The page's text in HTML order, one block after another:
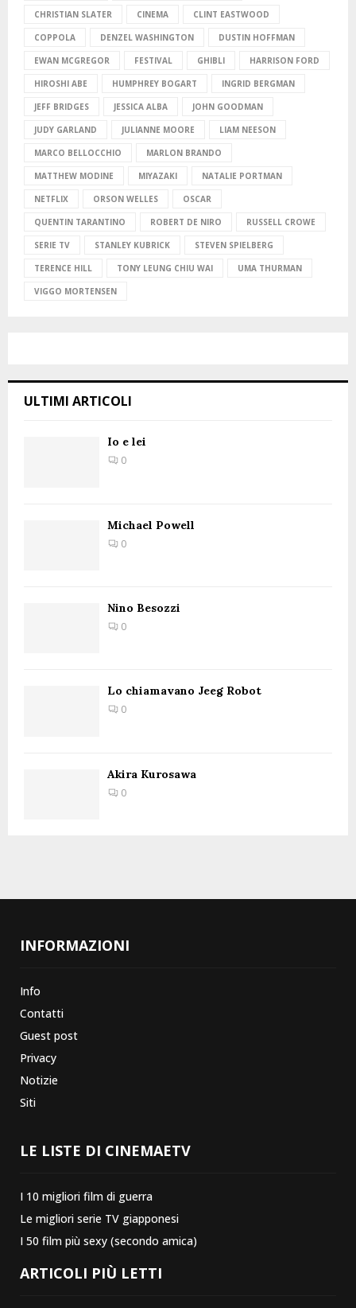
CHRISTIAN SLATER CINEMA CLINT EASTWOOD
COPPOLA DENZEL WASHINGTON DUSTIN HOFFMAN
EWAN MCGREGOR FESTIVAL GHIBLI HARRISON FORD
HIROSHI ABE HUMPHREY BOGART INGRID BERGMAN
JEFF BRIDGES JESSICA ALBA JOHN GOODMAN
JUDY GARLAND JULIANNE MOORE LIAM NEESON
MARCO BELLOCCHIO MARLON BRANDO
MATTHEW MODINE MIYAZAKI NATALIE PORTMAN
NETFLIX ORSON WELLES OSCAR
QUENTIN TARANTINO ROBERT DE NIRO RUSSELL CROWE
SERIE TV STANLEY KUBRICK STEVEN SPIELBERG
TERENCE HILL TONY LEUNG CHIU WAI UMA THURMAN
VIGGO MORTENSEN
ULTIMI ARTICOLI
Io e lei
0
Michael Powell
0
Nino Besozzi
0
Lo chiamavano Jeeg Robot
0
Akira Kurosawa
0
INFORMAZIONI
Info
Contatti
Guest post
Privacy
Notizie
Siti
LE LISTE DI CINEMAETV
I 10 migliori film di guerra
Le migliori serie TV giapponesi
I 50 film più sexy (secondo amica)
ARTICOLI PIÙ LETTI